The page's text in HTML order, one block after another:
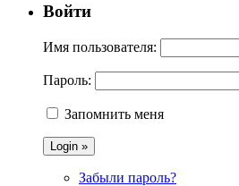
Войти
Имя пользователя:
Пароль:
Запомнить меня
Забыли пароль?